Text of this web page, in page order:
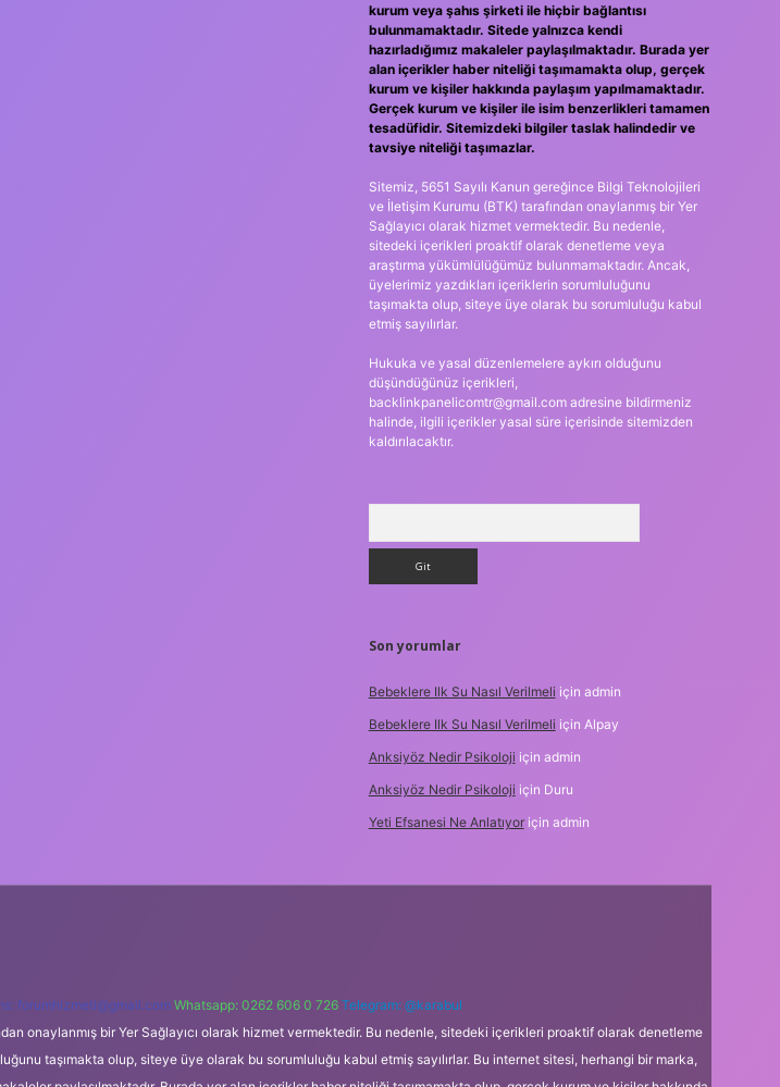
kurum veya şahıs şirketi ile hiçbir bağlantısı
bulunmamaktadır. Sitede yalnızca kendi
hazırladığımız makaleler paylaşılmaktadır. Burada yer
alan içerikler haber niteliği taşımamakta olup, gerçek
kurum ve kişiler hakkında paylaşım yapılmamaktadır.
Gerçek kurum ve kişiler ile isim benzerlikleri tamamen
tesadüfidir. Sitemizdeki bilgiler taslak halindedir ve
tavsiye niteliği taşımazlar.
Sitemiz, 5651 Sayılı Kanun gereğince Bilgi Teknolojileri
ve İletişim Kurumu (BTK) tarafından onaylanmış bir Yer
Sağlayıcı olarak hizmet vermektedir. Bu nedenle,
sitedeki içerikleri proaktif olarak denetleme veya
araştırma yükümlülüğümüz bulunmamaktadır. Ancak,
üyelerimiz yazdıkları içeriklerin sorumluluğunu
taşımakta olup, siteye üye olarak bu sorumluluğu kabul
etmiş sayılırlar.
Hukuka ve yasal düzenlemelere aykırı olduğunu
düşündüğünüz içerikleri,
backlinkpanelicomtr@gmail.comadresine bildirmeniz
halinde, ilgili içerikler yasal süre içerisinde sitemizden
kaldırılacaktır.
Son yorumlar
Bebeklere Ilk Su Nasıl Verilmeli için admin
Bebeklere Ilk Su Nasıl Verilmeli için Alpay
Anksiyöz Nedir Psikoloji için admin
Anksiyöz Nedir Psikoloji için Duru
Yeti Efsanesi Ne Anlatıyoriçin admin
forumhizmeti@gmail.com Whatsapp: 0262 606 0 726 Telegram: @karabul
onaylanmış bir Yer Sağlayıcı olarak hizmet vermektedir. Bu nedenle, sitedeki içerikleri proaktif olarak denetleme
taşımakta olup, siteye üye olarak bu sorumluluğu kabul etmiş sayılırlar. Bu internet sitesi, herhangi bir marka,